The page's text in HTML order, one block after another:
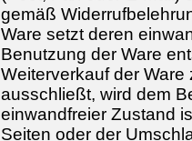
gemäß
Ware setzt deren
Benutzung der Ware
Weiterverkauf der
ausschließt, wird dem
einwandfreier Zustand
Seiten oder der